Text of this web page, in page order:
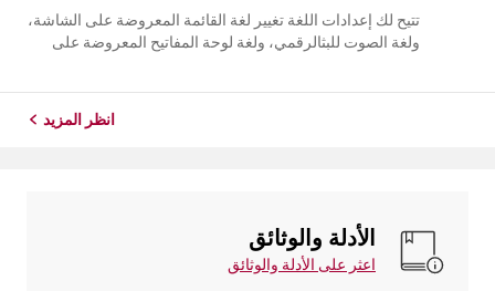
تتيح لك إعدادات اللغة تغيير لغة القائمة المعروضة على الشاشة،
ولغة الصوت للبثالرقمي، ولغة لوحة المفاتيح المعروضة على
انظر المزيد
الأدلة والوثائق
اعثر على الأدلة والوثائق